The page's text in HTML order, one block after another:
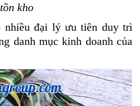
kho
đại lý ưu tiên duy trì
danh mục kinh doanh của